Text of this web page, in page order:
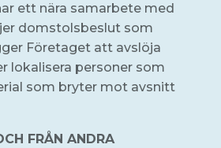
ett nära samarbete med
domstolsbeslut som
Företaget att avslöja
lokalisera personer som
som bryter mot avsnitt
FRÅN ANDRA